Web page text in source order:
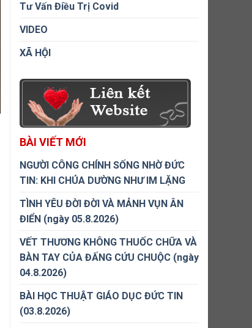
Tư Vấn Điều Trị Covid
VIDEO
XÃ HỘI
BÀI VIẾT MỚI
NGƯỜI CÔNG CHÍNH SỐNG NHỜ ĐỨC
TIN: KHI CHÚA DƯỜNG NHƯ IM LẶNG
TÌNH YÊU ĐỜI ĐỜI VÀ MẢNH VỤN ÂN
ĐIỂN (ngày 05.8.2026)
VẾT THƯƠNG KHÔNG THUỐC CHỮA VÀ
BÀN TAY CỦA ĐẤNG CỨU CHUỘC (ngày
04.8.2026)
BÀI HỌC THUẬT GIÁO DỤC ĐỨC TIN
(03.8.2026)